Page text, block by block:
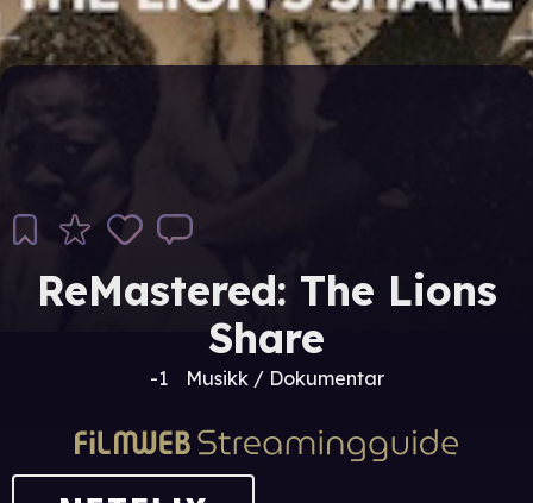
ReMastered: The Lions
Share
-1 Musikk / Dokumentar